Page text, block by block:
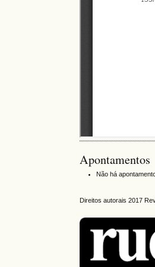
Apontamentos
Não há
Direitos autorais 2017